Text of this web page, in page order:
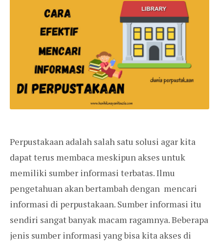
Perpustakaan adalah salah satu solusi agar kita
dapat terus membaca meskipun akses untuk
memiliki sumber informasi terbatas. Ilmu
pengetahuan akan bertambah dengan mencari
informasi di perpustakaan. Sumber informasi itu
sendiri sangat banyak macam ragamnya. Beberapa
jenis sumber informasi yang bisa kita akses di